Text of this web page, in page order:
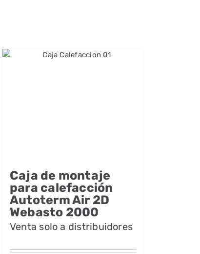
Caja de montaje
para calefacción
Autoterm Air 2D
Webasto 2000
Venta solo a distribuidores